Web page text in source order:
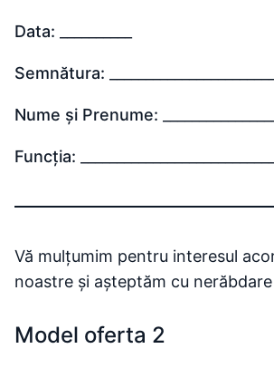
Data:
Semnătura:
Nume și Prenume:
Funcția:
Vă mulțumim pentru interesul
noastre și așteptăm cu
Model oferta 2